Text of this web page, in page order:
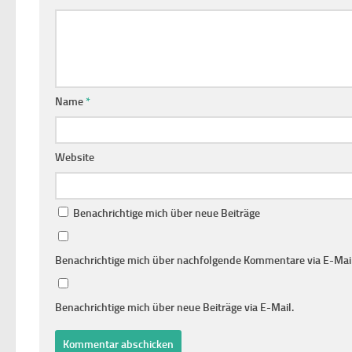
Name*
Website
Benachrichtige mich über neue Beiträge
Benachrichtige mich über nachfolgende Kommentare via E-
Benachrichtige mich über neue Beiträge via E-Mail.